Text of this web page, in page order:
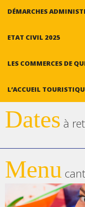
DÉMARCHES
ETAT CIVIL 2025
LES COMMERCES DE
L’ACCUEIL
Dates à
Menu